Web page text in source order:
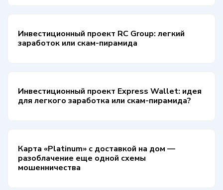
Инвестиционный проект RC Group: легкий
заработок или скам-пирамида
Инвестиционный проект Express Wallet: идея
для легкого заработка или скам-пирамида?
Карта «Platinum» с доставкой на дом —
разоблачение еще одной схемы
мошенничества